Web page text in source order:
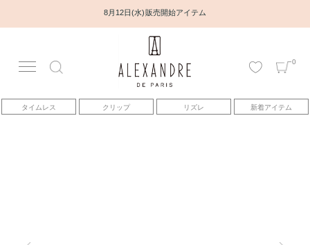
8月12日(水) 販売開始アイテム
0
タイムレス クリップ リズレ 新着アイテム
アカウント
アイテム
トピックス